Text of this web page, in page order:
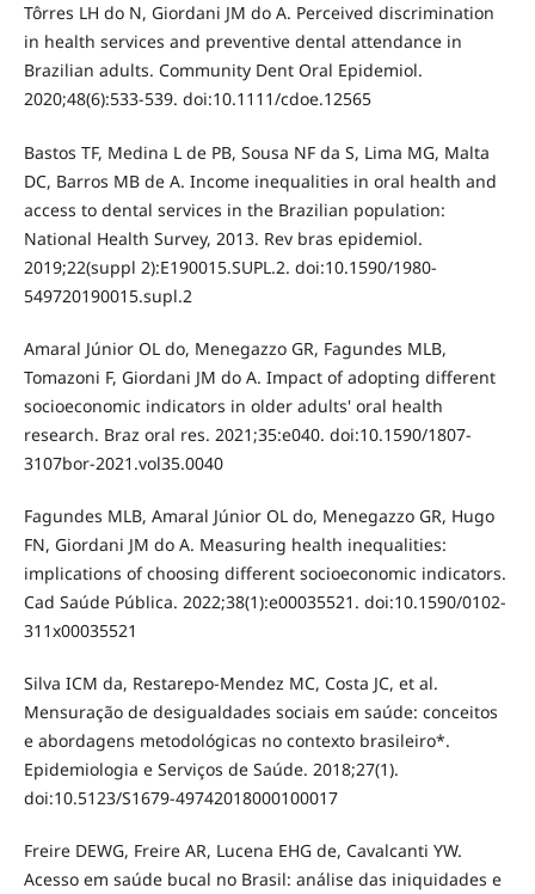
Tôrres LH do N, Giordani JM do A. Perceived discrimination
in health services and preventive dental attendance in
Brazilian adults. Community Dent Oral Epidemiol.
2020;48(6):533-539. doi:10.1111/cdoe.12565
Bastos TF, Medina L de PB, Sousa NF da S, Lima MG, Malta
DC, Barros MB de A. Income inequalities in oral health and
access to dental services in the Brazilian population:
National Health Survey, 2013. Rev bras epidemiol.
2019;22(suppl 2):E190015.SUPL.2. doi:10.1590/1980-
549720190015.supl.2
Amaral Júnior OL do, Menegazzo GR, Fagundes MLB,
Tomazoni F, Giordani JM do A. Impact of adopting different
socioeconomic indicators in older adults' oral health
research. Braz oral res. 2021;35:e040. doi:10.1590/1807-
3107bor-2021.vol35.0040
Fagundes MLB, Amaral Júnior OL do, Menegazzo GR, Hugo
FN, Giordani JM do A. Measuring health inequalities:
implications of choosing different socioeconomic indicators.
Cad Saúde Pública. 2022;38(1):e00035521. doi:10.1590/0102-
311x00035521
Silva ICM da, Restarepo-Mendez MC, Costa JC, et al.
Mensuração de desigualdades sociais em saúde: conceitos
e abordagens metodológicas no contexto brasileiro*.
Epidemiologia e Serviços de Saúde. 2018;27(1).
doi:10.5123/S1679-49742018000100017
Freire DEWG, Freire AR, Lucena EHG de, Cavalcanti YW.
Acesso em saúde bucal no Brasil: análise das iniquidades e